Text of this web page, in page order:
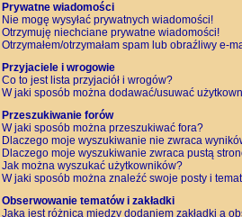
Prywatne wiadomości
Nie mogę wysyłać prywatnych wiadomości!
Otrzymuję niechciane prywatne wiadomości!
Otrzymałem/otrzymałam spam lub obraźliwy e-
Przyjaciele i wrogowie
Co to jest lista przyjaciół i wrogów?
W jaki sposób można dodawać/usuwać
Przeszukiwanie forów
W jaki sposób można przeszukiwać fora?
Dlaczego moje wyszukiwanie nie zwraca
Dlaczego moje wyszukiwanie zwraca pustą
Jak można wyszukać użytkowników?
W jaki sposób można znaleźć swoje posty i
Obserwowanie tematów i zakładki
Jaka jest różnica między dodaniem zakładki a